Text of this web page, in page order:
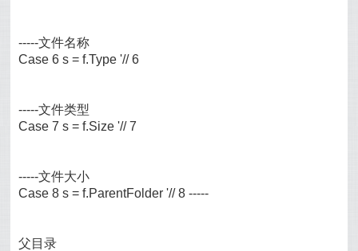
-----文件名称
Case 6 s = f.Type '// 6
-----文件类型
Case 7 s = f.Size '// 7
-----文件大小
Case 8 s = f.ParentFolder '// 8 -----
父目录